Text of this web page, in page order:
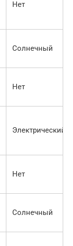
Нет
Солнечный
Нет
Электрический
Нет
Солнечный